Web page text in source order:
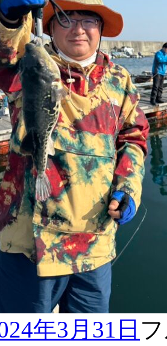
年3月31日